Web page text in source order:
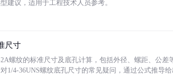
建议，适用于工程技术人员参考。
尺寸
螺纹的标准尺寸及底孔计算，包括外径、螺距、公
对1/4-36UNS螺纹底孔尺寸的常见疑问，通过公式推导